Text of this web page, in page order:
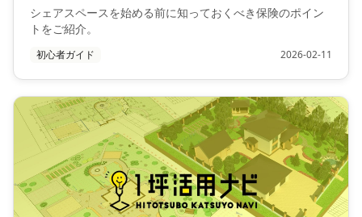
シェアスペースを始める前に知っておくべき保険のポイン
トをご紹介。
初心者ガイド 2026-02-11